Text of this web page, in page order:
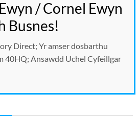
/ Cornel Ewyn
Busnes!
Direct; Yr amser dosbarthu
40HQ; Ansawdd Uchel Cyfeillgar